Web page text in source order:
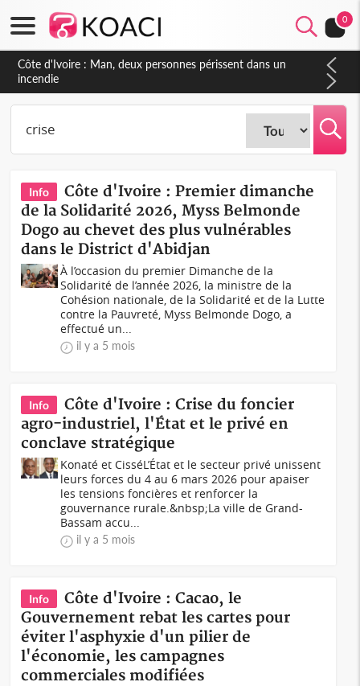
0
Côte d'Ivoire : Séileu, la célébration de la fête nationale
transformée en vaste campagne contre les produits
dépigmentants dangereux
Info
Côte d'Ivoire : Premier dimanche
de la Solidarité 2026, Myss Belmonde
Dogo au chevet des plus vulnérables
dans le District d'Abidjan
À l’occasion du premier Dimanche de la
Solidarité de l’année 2026, la ministre de la
Cohésion nationale, de la Solidarité et de la Lutte
contre la Pauvreté, Myss Belmonde Dogo, a
effectué un...
il y a 5 mois
Info
Côte d'Ivoire : Crise du foncier
agro-industriel, l'État et le privé en
conclave stratégique
Konaté et CisséL’État et le secteur privé unissent
leurs forces du 4 au 6 mars 2026 pour apaiser
les tensions foncières et renforcer la
gouvernance rurale.&nbsp;La ville de Grand-
Bassam accu...
il y a 5 mois
Info
Côte d'Ivoire : Cacao, le
Gouvernement rebat les cartes pour
éviter l'asphyxie d'un pilier de
l'économie, les campagnes
commerciales modifiées